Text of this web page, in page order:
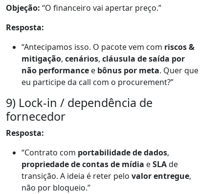
Objeção: “O financeiro vai apertar preço.”
Resposta:
“Antecipamos isso. O pacote vem com riscos &
mitigação, cenários, cláusula de saída por
não performance e bônus por meta. Quer que
eu participe da call com o procurement?”
9) Lock-in / dependência de
fornecedor
Resposta:
“Contrato com portabilidade de dados,
propriedade de contas de mídia eSLAde
transição. A ideia é reter pelo valor entregue,
não por bloqueio.”